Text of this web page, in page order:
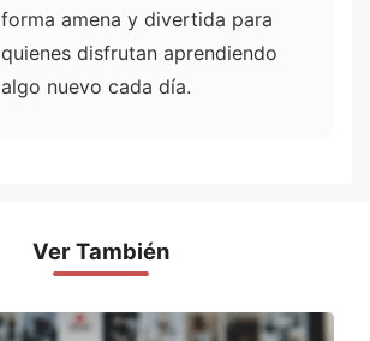
forma amena y divertida para
quienes disfrutan aprendiendo
algo nuevo cada día.
Ver También